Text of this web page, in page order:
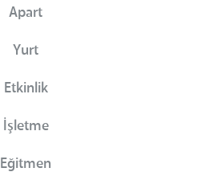
Apart
Yurt
Etkinlik
İşletme
Eğitmen